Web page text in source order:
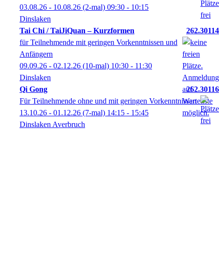
03.08.26 - 10.08.26 (2-mal) 09:30 - 10:15
Dinslaken
Tai Chi / TaiJiQuan – Kurzformen
262.30114
für Teilnehmende mit geringen Vorkenntnissen und
Anfängern
09.09.26 - 02.12.26 (10-mal) 10:30 - 11:30
Dinslaken
Qi Gong
262.30116
Für Teilnehmende ohne und mit geringen Vorkenntnissen
13.10.26 - 01.12.26 (7-mal) 14:15 - 15:45
Dinslaken Averbruch